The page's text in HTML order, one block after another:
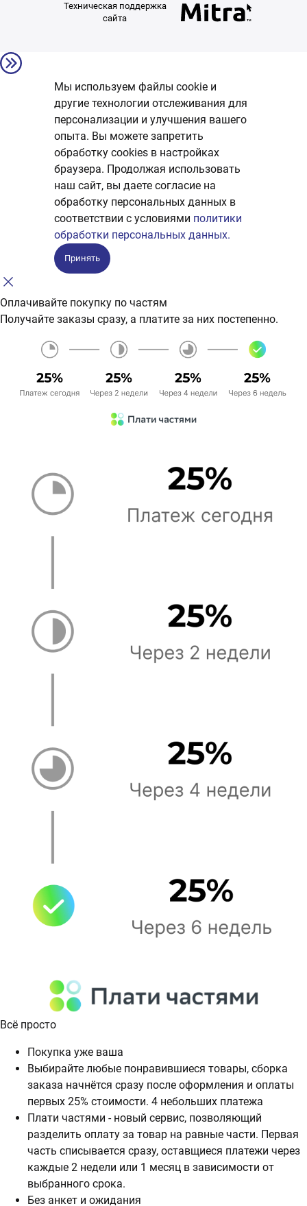
Техническая поддержка
сайта
Мы используем файлы cookie и
другие технологии отслеживания для
персонализации и улучшения вашего
опыта. Вы можете запретить
обработку сookies в настройках
браузера. Продолжая использовать
наш сайт, вы даете согласие на
обработку персональных данных в
соответствии с условиями политики
обработки персональных данных.
Принять
Оплачивайте покупку по частям
Получайте заказы сразу, а платите за них постепенно.
Всё просто
Покупка уже ваша
Выбирайте любые понравившиеся товары, сборка
заказа начнётся сразу после оформления и оплаты
первых 25% стоимости. 4 небольших платежа
Плати частями - новый сервис, позволяющий
разделить оплату за товар на равные части. Первая
часть списывается сразу, оставщиеся платежи через
каждые 2 недели или 1 месяц в зависимости от
выбранного срока.
Без анкет и ожидания